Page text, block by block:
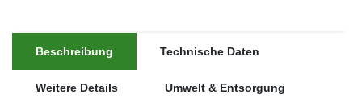
Beschreibung Technische Daten
Weitere Details Umwelt & Entsorgung